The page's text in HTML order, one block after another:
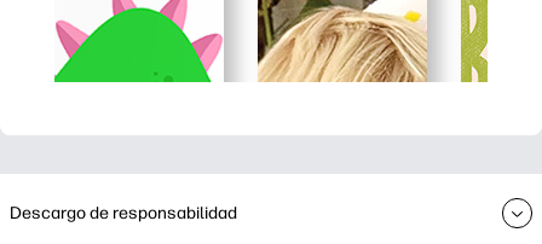
Descargo de responsabilidad